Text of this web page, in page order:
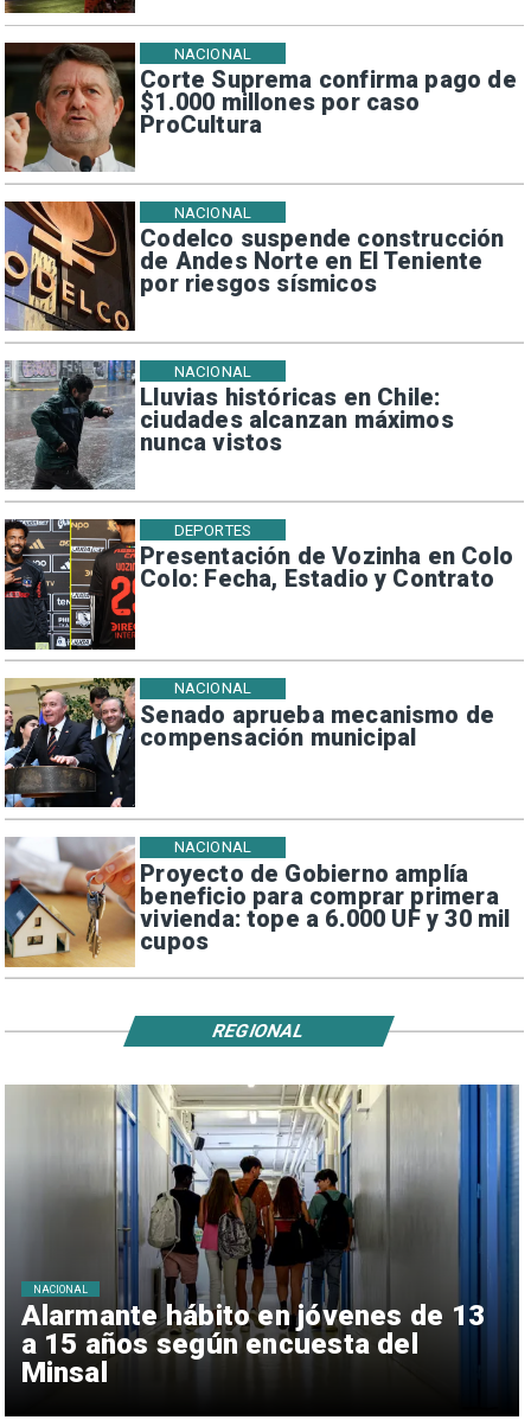
Corte Suprema confirma pago de
$1.000 millones por caso
ProCultura
NACIONAL
Codelco suspende construcción
de Andes Norte en El Teniente
por riesgos sísmicos
NACIONAL
Lluvias históricas en Chile:
ciudades alcanzan máximos
nunca vistos
NACIONAL
Presentación de Vozinha en Colo
Colo: Fecha, Estadio y Contrato
DEPORTES
Senado aprueba mecanismo de
compensación municipal
NACIONAL
Proyecto de Gobierno amplía
beneficio para comprar primera
vivienda: tope a 6.000 UF y 30 mil
cupos
NACIONAL
Alarmante hábito en jóvenes de 13
a 15 años según encuesta del
Minsal
NACIONAL
REGIONAL